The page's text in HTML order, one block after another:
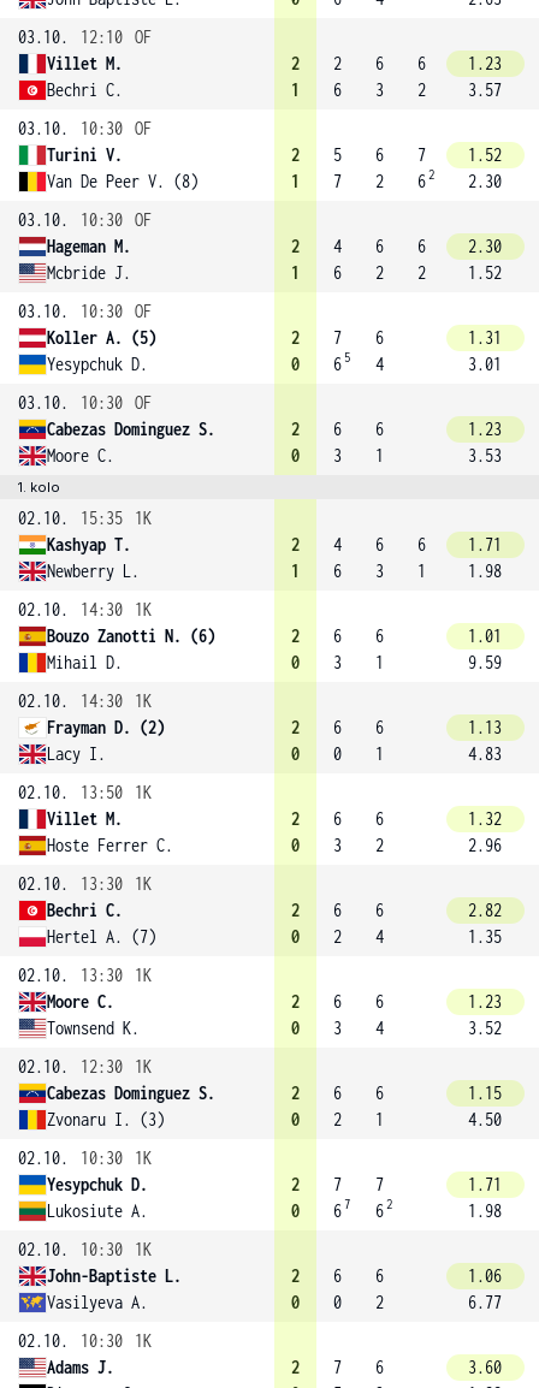
03.10.
12:10 OF
Villet M.
Bechri C.
2
1
2
6
6
3
6
2
1.23
3.57
03.10.
10:30 OF
Turini V.
Van De Peer V. (8)
2
1
5
7
6
2
7
62
1.52
2.30
03.10.
10:30 OF
Hageman M.
Mcbride J.
2
1
4
6
6
2
6
2
2.30
1.52
03.10.
10:30 OF
Koller A. (5)
Yesypchuk D.
2
0
7
6 5
6
4
1.31
3.01
03.10.
10:30 OF
Cabezas Dominguez S.
Moore C.
2
0
6
3
6
1
1.23
3.53
1. kolo
02.10. 15:35
1K
Kashyap T.
Newberry L.
2
1
4
6
6
3
6
1
1.71
1.98
02.10.
14:30
1K
Bouzo Zanotti N. (6)
Mihail D.
2
0
6
3
6
1
1.01
9.59
02.10.
14:30
1K
Frayman D. (2)
Lacy I.
2
0
6
0
6
1
1.13
4.83
02.10.
13:50
1K
Villet M.
Hoste Ferrer C.
2
0
6
3
6
2
1.32
2.96
02.10.
13:30
1K
Bechri C.
Hertel A. (7)
2
0
6
2
6
4
2.82
1.35
02.10.
13:30
1K
Moore C.
Townsend K.
2
0
6
3
6
4
1.23
3.52
02.10.
12:30
1K
Cabezas Dominguez S.
Zvonaru I. (3)
2
0
6
2
6
1
1.15
4.50
02.10.
10:30
1K
Yesypchuk D.
Lukosiute A.
2
0
7
67
7
62
1.71
1.98
02.10.
10:30
1K
John-Baptiste L.
Vasilyeva A.
2
0
6
0
6
2
1.06
6.77
02.10.
10:30
1K
Adams J.
2
7
6
3.60